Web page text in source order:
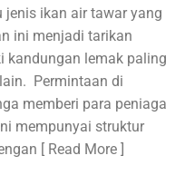
jenis ikan air tawar yang
ini menjadi tarikan
kandungan lemak paling
Permintaan di
memberi para peniaga
mempunyai struktur
[ Read More ]